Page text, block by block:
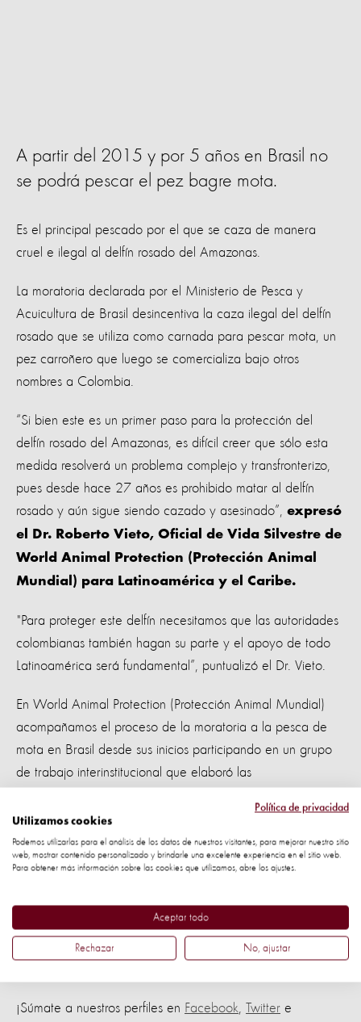
A partir del 2015 y por 5 años en Brasil no
se podrá pescar el pez bagre mota.
Es el principal pescado por el que se caza de manera
cruel e ilegal al delfín rosado del Amazonas.
La moratoria declarada por el Ministerio de Pesca y
Acuicultura de Brasil desincentiva la caza ilegal del delfín
rosado que se utiliza como carnada para pescar mota, un
pez carroñero que luego se comercializa bajo otros
nombres a Colombia.
“Si bien este es un primer paso para la protección del
delfín rosado del Amazonas, es difícil creer que sólo esta
medida resolverá un problema complejo y transfronterizo,
pues desde hace 27 años es prohibido matar al delfín
rosado y aún sigue siendo cazado y asesinado”, expresó
el Dr. Roberto Vieto, Oficial de Vida Silvestre de
World Animal Protection (Protección Animal
Mundial) para Latinoamérica y el Caribe.
"Para proteger este delfín necesitamos que las autoridades
colombianas también hagan su parte y el apoyo de todo
Latinoamérica será fundamental”, puntualizó el Dr. Vieto.
En World Animal Protection (Protección Animal Mundial)
acompañamos el proceso de la moratoria a la pesca de
mota en Brasil desde sus inicios participando en un grupo
de trabajo interinstitucional que elaboró las
declaración.
Queremos reconocer también el excelente trabajo
primeras personas en recomendar la moratoria que hoy
significa esperanza para una de las últimas especies de
¡Súmate a nuestros perfiles en Facebook Twitter e
Política de privacidad
Utilizamos cookies
Podemos utilizarlas para el análisis de los datos de nuestros visitantes, para mejorar nuestro sitio
web, mostrar contenido personalizado y brindarle una excelente experiencia en el sitio web.
Para obtener más información sobre las cookies que utilizamos, abre los ajustes.
Aceptar todo
Rechazar No, ajustar